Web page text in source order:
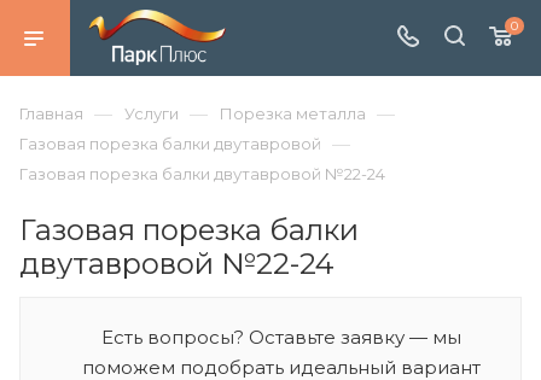
0
Главная — Услуги — Порезка металла —
Газовая порезка балки двутавровой —
Газовая порезка балки двутавровой №22-24
Газовая порезка балки
двутавровой №22-24
Есть вопросы? Оставьте заявку — мы
поможем подобрать идеальный вариант